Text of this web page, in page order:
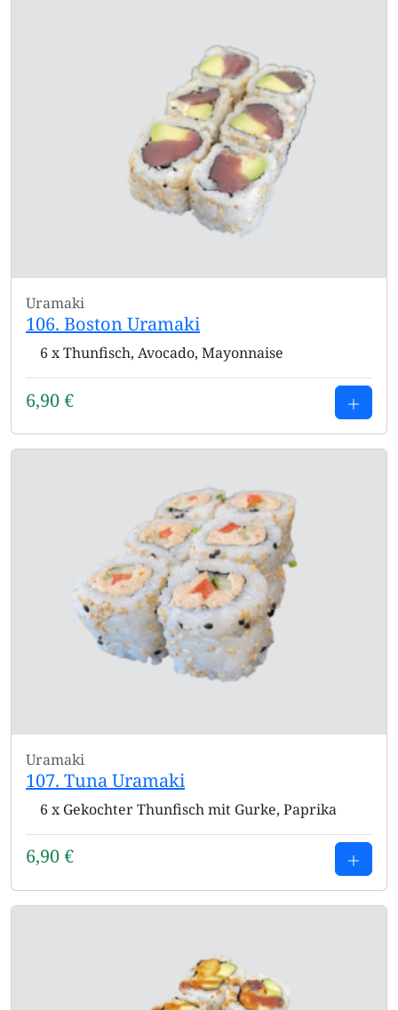
Uramaki
106. Boston Uramaki
6 x Thunfisch, Avocado, Mayonnaise
6,90€
Uramaki
107. Tuna Uramaki
6 x Gekochter Thunfisch mit Gurke, Paprika
6,90€